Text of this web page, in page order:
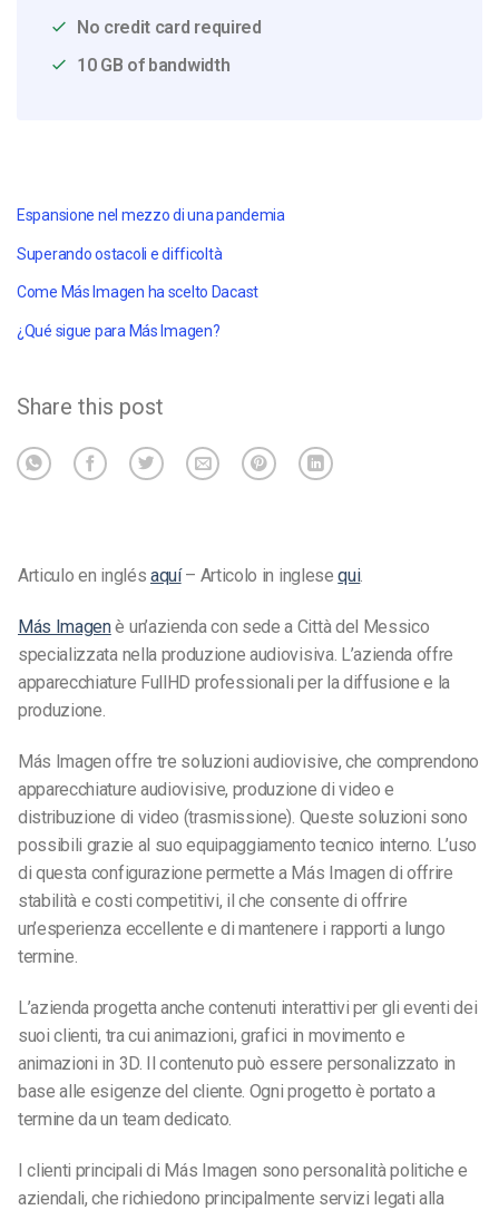
No credit card required
10 GB of bandwidth
Espansione nel mezzo di una pandemia
Superando ostacoli e difficoltà
Come Más Imagen ha scelto Dacast
¿Qué sigue para Más Imagen?
Share this post
Articulo en inglés aquí– Articolo in inglesequi.
Más Imagenè un’azienda con sede a Città del Messico
specializzata nella produzione audiovisiva. L’azienda offre
apparecchiature FullHD professionali per la diffusione e la
produzione.
Más Imagen offre tre soluzioni audiovisive, che comprendono
apparecchiature audiovisive, produzione di video e
distribuzione di video (trasmissione). Queste soluzioni sono
possibili grazie al suo equipaggiamento tecnico interno. L’uso
di questa configurazione permette a Más Imagen di offrire
stabilità e costi competitivi, il che consente di offrire
un’esperienza eccellente e di mantenere i rapporti a lungo
termine.
L’azienda progetta anche contenuti interattivi per gli eventi dei
suoi clienti, tra cui animazioni, grafici in movimento e
animazioni in 3D. Il contenuto può essere personalizzato in
base alle esigenze del cliente. Ogni progetto è portato a
termine da un team dedicato.
I clienti principali di Más Imagen sono personalità politiche e
aziendali, che richiedono principalmente servizi legati alla